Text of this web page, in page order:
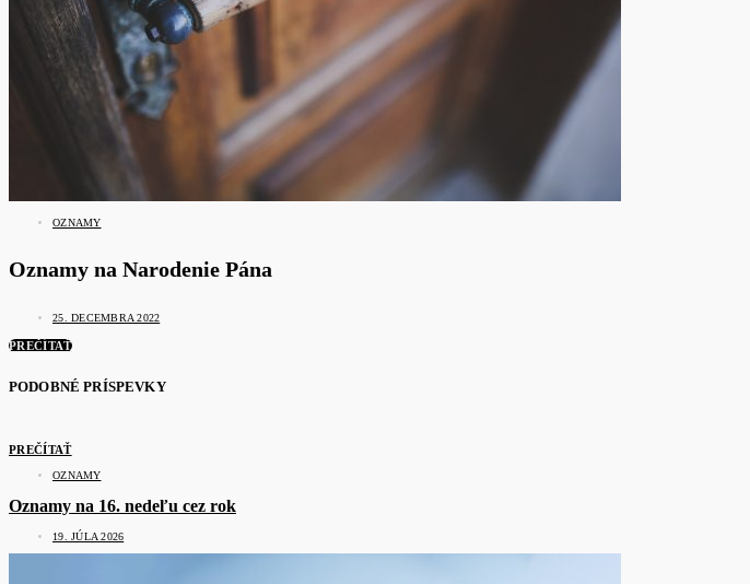
OZNAMY
Oznamy na Narodenie Pána
25. DECEMBRA 2022
PREČÍTAŤ
PODOBNÉ PRÍSPEVKY
PREČÍTAŤ
OZNAMY
Oznamy na 16. nedeľu cez rok
19. JÚLA 2026